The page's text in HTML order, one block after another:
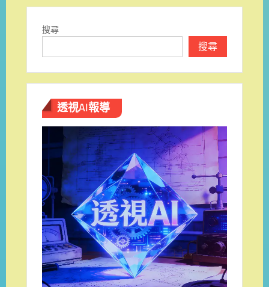
搜尋
搜尋
透視AI報導